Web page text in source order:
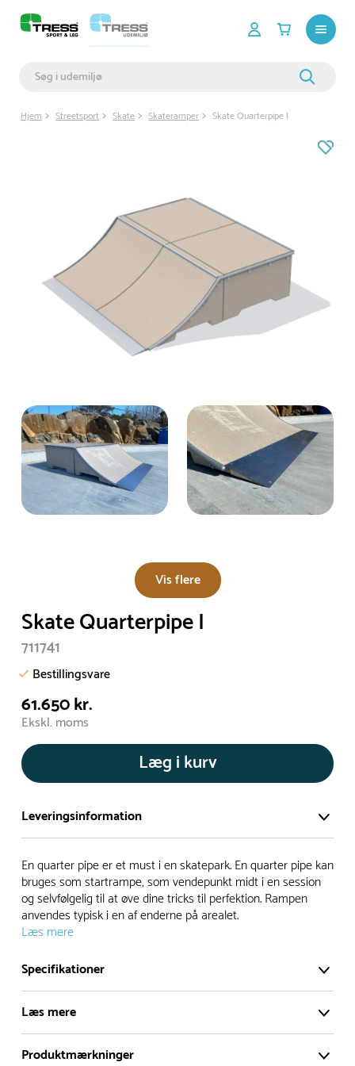
Hjem Streetsport Skate Skateramper Skate Quarterpipe I
Vis flere
Skate Quarterpipe I
711741
Bestillingsvare
61.650 kr.
Ekskl. moms
Læg i kurv
Leveringsinformation
Vi har et stort og effektivt lager på ca. 6.000 kvadratmeter
med mere end 5.000 forskellige produkter på hylderne til
omgående levering.
- Leveringstiden på lagervarer er i Danmark normalt 1-3
hverdage
- Leveringstiden på specialvarer og bestillingsvarer oplyses
ved bestilling
mail eller telefon med information om forventet
En quarter pipe er et must i en skatepark. En quarter pipe kan
bruges som startrampe, som vendepunkt midt i en session
og selvfølgelig til at øve dine tricks til perfektion. Rampen
anvendes typisk i en af enderne på arealet.
Læs mere
Specifikationer
Læs mere
Produktmærkninger